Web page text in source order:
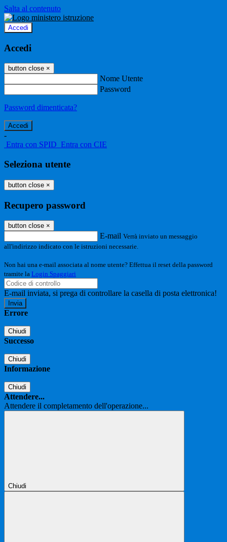
Salta al contenuto
Accedi
Accedi
button close ×
Nome Utente
Password
Password dimenticata?
-
Entra con SPID Entra con CIE
Seleziona utente
button close ×
Recupero password
button close ×
E-mail Verrà inviato un messaggio
all'indirizzo indicato con le istruzioni necessarie.
Non hai una e-mail associata al nome utente? Effettua il reset della password
tramite la Login Spaggiari
E-mail inviata, si prega di controllare la casella di posta elettronica!
Errore
Chiudi
Successo
Chiudi
Informazione
Chiudi
Attendere...
Attendere il completamento dell'operazione...
Chiudi